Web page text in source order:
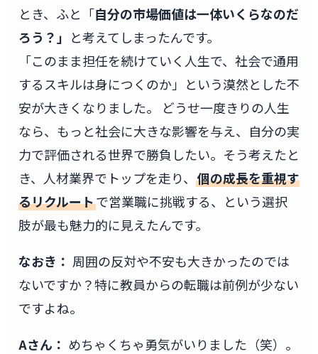
とき、ふと「自分の市場価値は一体いくらなのだ
ろう？」 と考えてしまったんです。
「このまま担任を続けていく人生で、社会で通用
するスキルは身につくのか」という漠然とした不
安が大きくなりました。 どうせ一度きりの人生
なら、もっと社会に大きな影響を与え、自分の実
力で評価される世界で勝負したい。そう考えたと
き、人材業界でトップを走り、 個の成長を重視す
るリクルートで営業職に挑戦する、という選択
肢が最も魅力的に見えたんです。
なおき： 周囲の反対や不安も大きかったのでは
ないですか？特に教員からの転職は前例が少ない
ですよね。
Aさん： めちゃくちゃ勇気がいりました（笑）。